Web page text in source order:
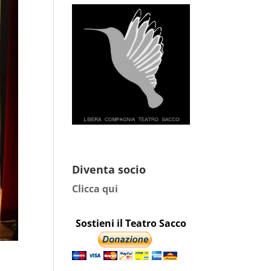
Diventa socio
Clicca qui
Sostieni il Teatro Sacco